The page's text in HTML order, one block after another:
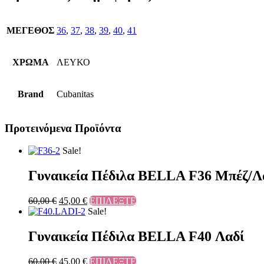
ΜΕΓΕΘΟΣ 36, 37, 38, 39, 40, 41
ΧΡΩΜΑ ΛΕΥΚΟ
Brand Cubanitas
Προτεινόμενα Προϊόντα
Sale!
Γυναικεία Πέδιλα BELLA F36 Μπέζ/
60,00€ 45,00 € ΕΠΙΛΕΞΤΕ
Sale!
Γυναικεία Πέδιλα BELLA F40 Λαδί
60,00€ 45,00 € ΕΠΙΛΕΞΤΕ